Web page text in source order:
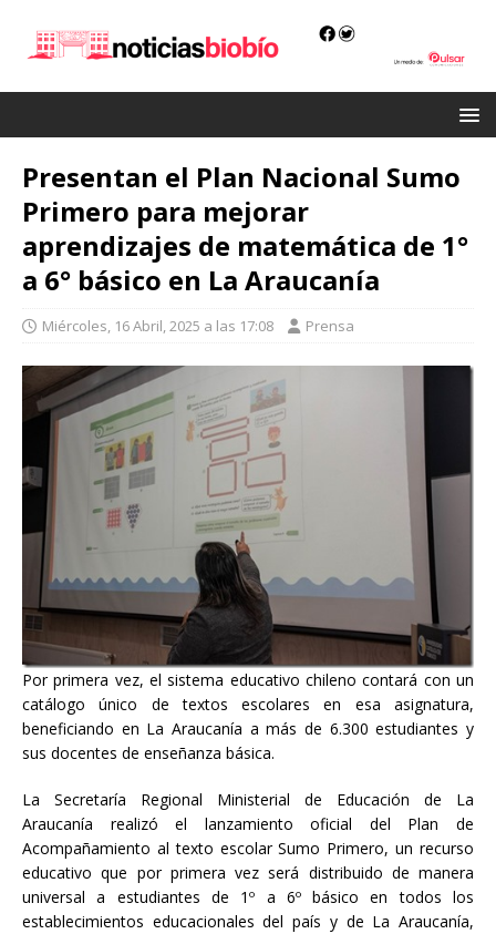
Presentan el Plan Nacional Sumo
Primero para mejorar
aprendizajes de matemática de 1°
a 6° básico en La Araucanía
Miércoles, 16 Abril, 2025 a las 17:08 Prensa
Por primera vez, el sistema educativo chileno contará con un
catálogo único de textos escolares en esa asignatura,
beneficiando en La Araucanía a más de 6.300 estudiantes y
sus docentes de enseñanza básica.
La Secretaría Regional Ministerial de Educación de La
Araucanía realizó el lanzamiento oficial del Plan de
Acompañamiento al texto escolar Sumo Primero, un recurso
educativo que por primera vez será distribuido de manera
universal a estudiantes de 1º a 6º básico en todos los
establecimientos educacionales del país y de La Araucanía,